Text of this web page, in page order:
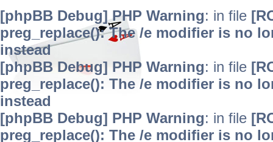
[phpBB Debug] PHP Warning: in file
preg_replace(): The /e modifier is no
instead
[phpBB Debug] PHP Warning: in file
preg_replace(): The /e modifier is no
instead
[phpBB Debug] PHP Warning: in file
preg_replace(): The /e modifier is no